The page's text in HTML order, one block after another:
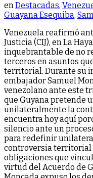
enDestacadas,
Guayana Esequiba,
Venezuela reafirmó
Justicia (CIJ), en La
inquebrantable de no
terceros en asuntos
territorial. Durante su
embajador Samuel
venezolano ante este
que Guyana pretende
unilateralmente la
encuentra hoy aquí
silencio ante un
para redefinir
controversia territorial
obligaciones que
virtud del Acuerdo de